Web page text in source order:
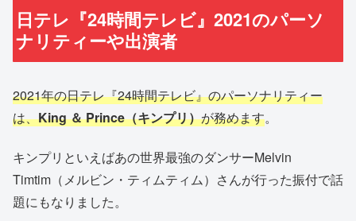
日テレ『24時間テレビ』2021のパーソ
ナリティーや出演者
2021年の日テレ『24時間テレビ』のパーソナリティー
は、King ＆ Prince（キンプリ）が務めます。
キンプリといえばあの世界最強のダンサーMelvin
Timtim（メルビン・ティムティム）さんが行った振付で話
題にもなりました。